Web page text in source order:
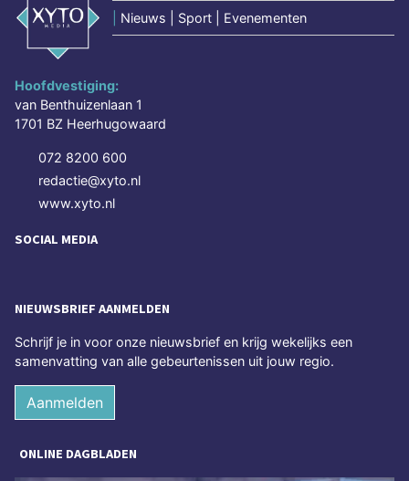
Nieuws | Sport | Evenementen
Hoofdvestiging:
van Benthuizenlaan 1
1701 BZ Heerhugowaard
072 8200 600
redactie@xyto.nl
www.xyto.nl
SOCIAL MEDIA
NIEUWSBRIEF AANMELDEN
Schrijf je in voor onze nieuwsbrief en krijg wekelijks een
samenvatting van alle gebeurtenissen uit jouw regio.
Aanmelden
ONLINE DAGBLADEN